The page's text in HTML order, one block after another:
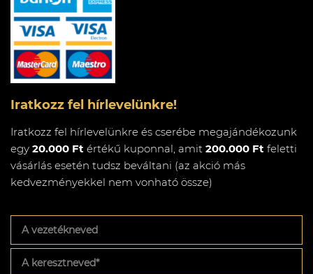
Iratkozz fel hírlevelünkre!
Iratkozz fel hírlevelünkre és cserébe megajándékozunk
egy 20.000 Ft értékű kuponnal, amit 200.000 Ft feletti
vásárlás esetén tudsz beváltani (az akció más
kedvezményekkel nem vonható össze)
vezetékneved
keresztneved*